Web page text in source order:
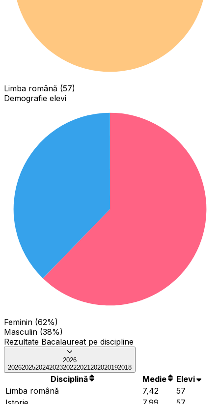
Limba română (57)
Demografie elevi
Feminin (62%)
Masculin (38%)
Rezultate Bacalaureat pe discipline
2026
202620252024202320222021 202020192018
Disciplină Medie
Elevi
Limba română
7,42
57